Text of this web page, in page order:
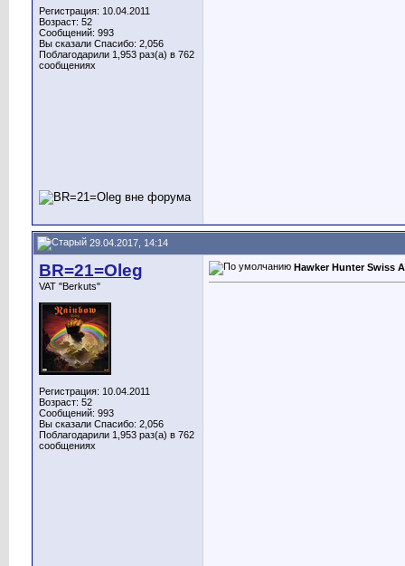
Регистрация: 10.04.2011
Возраст: 52
Сообщений: 993
Вы сказали Спасибо: 2,056
Поблагодарили 1,953 раз(а) в 762
сообщениях
29.04.2017, 14:14
BR=21=Oleg
VAT "Berkuts"
Регистрация: 10.04.2011
Возраст: 52
Сообщений: 993
Вы сказали Спасибо: 2,056
Поблагодарили 1,953 раз(а) в 762
сообщениях
Hawker Hunter Swiss